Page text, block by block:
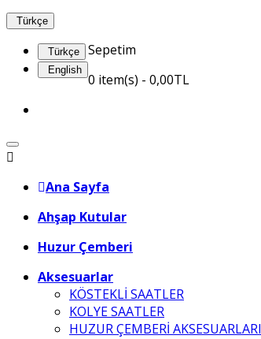
Türkçe
Türkçe
English
Sepetim
0 item(s) - 0,00TL
Ana Sayfa
Ahşap Kutular
Huzur Çemberi
Aksesuarlar
KÖSTEKLİ SAATLER
KOLYE SAATLER
HUZUR ÇEMBERİ AKSESUARLARI